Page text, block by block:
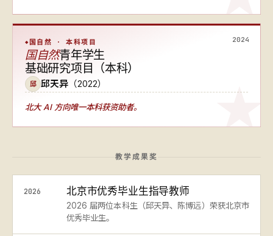
2024
国自然 · 本科项目
国自然青年学生
基础研究项目（本科）
邱 邱天异 （2022）
北大 AI 方向唯一本科获资助者。
教学成果奖
2026 北京市优秀毕业生指导教师
2026 届两位本科生（邱天异、陈博远）荣获北京市
优秀毕业生。